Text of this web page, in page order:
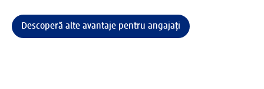
Descoperă alte avantaje pentru angajați